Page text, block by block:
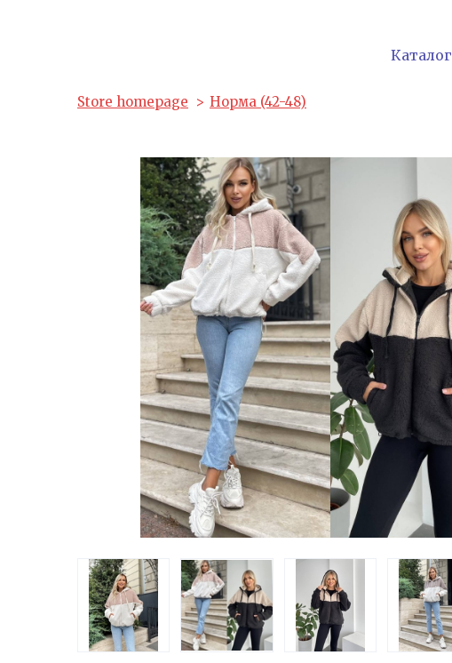
Каталог
Store homepage Норма (42-48)